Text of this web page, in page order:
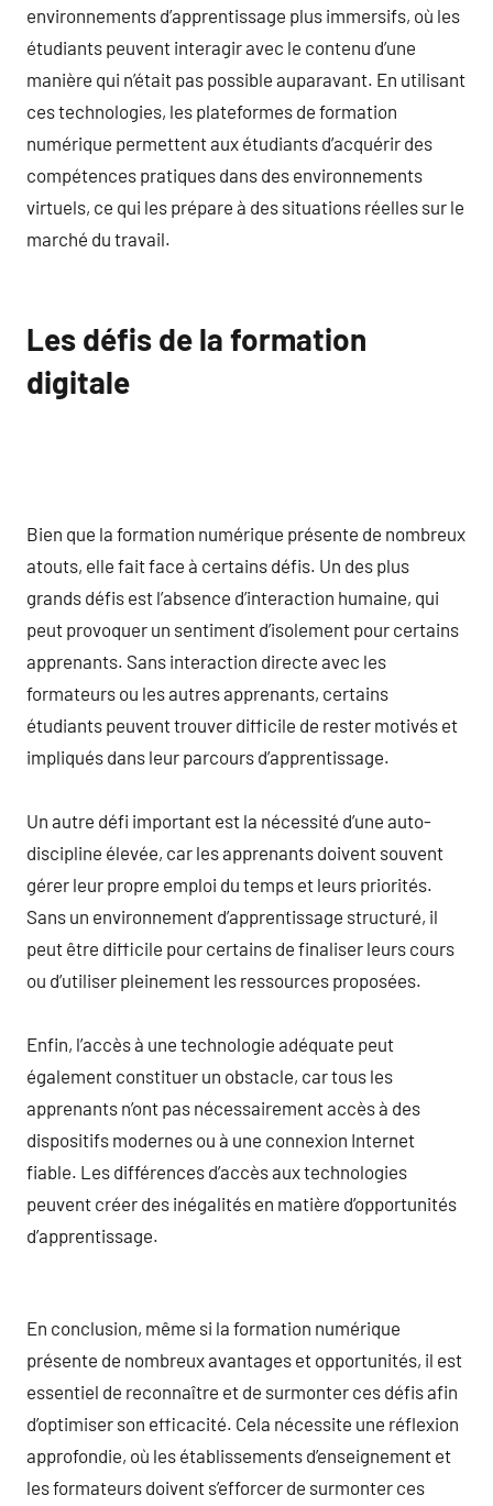
environnements d’apprentissage plus immersifs, où les
étudiants peuvent interagir avec le contenu d’une
manière qui n’était pas possible auparavant. En utilisant
ces technologies, les plateformes de formation
numérique permettent aux étudiants d’acquérir des
compétences pratiques dans des environnements
virtuels, ce qui les prépare à des situations réelles sur le
marché du travail.
Les défis de la formation
digitale
Bien que la formation numérique présente de nombreux
atouts, elle fait face à certains défis. Un des plus
grands défis est l’absence d’interaction humaine, qui
peut provoquer un sentiment d’isolement pour certains
apprenants. Sans interaction directe avec les
formateurs ou les autres apprenants, certains
étudiants peuvent trouver difficile de rester motivés et
impliqués dans leur parcours d’apprentissage.
Un autre défi important est la nécessité d’une auto-
discipline élevée, car les apprenants doivent souvent
gérer leur propre emploi du temps et leurs priorités.
Sans un environnement d’apprentissage structuré, il
peut être difficile pour certains de finaliser leurs cours
ou d’utiliser pleinement les ressources proposées.
Enfin, l’accès à une technologie adéquate peut
également constituer un obstacle, car tous les
apprenants n’ont pas nécessairement accès à des
dispositifs modernes ou à une connexion Internet
fiable. Les différences d’accès aux technologies
peuvent créer des inégalités en matière d’opportunités
d’apprentissage.
En conclusion, même si la formation numérique
présente de nombreux avantages et opportunités, il est
essentiel de reconnaître et de surmonter ces défis afin
d’optimiser son efficacité. Cela nécessite une réflexion
approfondie, où les établissements d’enseignement et
les formateurs doivent s’efforcer de surmonter ces